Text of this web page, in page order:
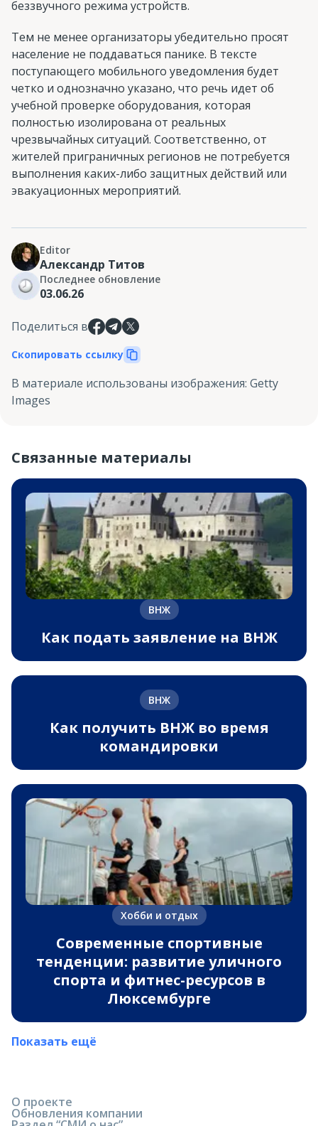
беззвучного режима устройств.
Тем не менее организаторы убедительно просят
население не поддаваться панике. В тексте
поступающего мобильного уведомления будет
четко и однозначно указано, что речь идет об
учебной проверке оборудования, которая
полностью изолирована от реальных
чрезвычайных ситуаций. Соответственно, от
жителей приграничных регионов не потребуется
выполнения каких-либо защитных действий или
эвакуационных мероприятий.
Editor
Александр Титов
Последнее обновление
03.06.26
Поделиться в
Скопировать ссылку
В материале использованы изображения: Getty
Images
Связанные материалы
ВНЖ
Как подать заявление на ВНЖ
ВНЖ
Как получить ВНЖ во время
командировки
Хобби и отдых
Современные спортивные
тенденции: развитие уличного
спорта и фитнес-ресурсов в
Люксембурге
Показать ещё
О проекте
Обновления компании